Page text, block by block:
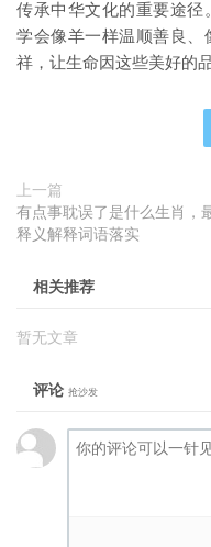
传承中华文化的重要途径
学会像羊一样温顺善良、
祥，让生命因这些美好的
上一篇
有点事耽误了是什么生肖，
释义解释词语落实
相关推荐
暂无文章
评论 抢沙发